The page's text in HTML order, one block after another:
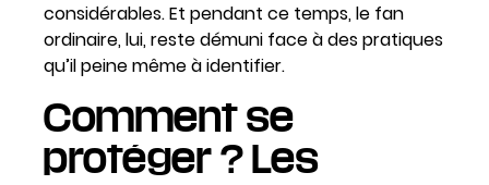
considérables. Et pendant ce temps, le fan
ordinaire, lui, reste démuni face à des pratiques
qu’il peine même à identifier.
Comment se
protéger ? Les